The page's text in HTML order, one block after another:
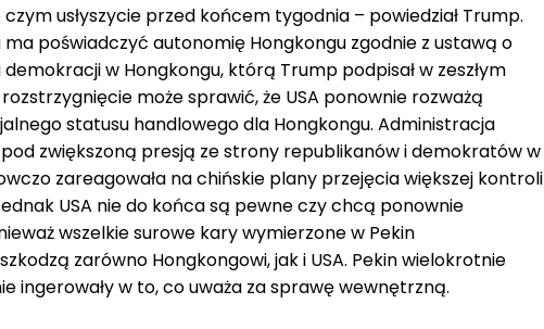
usłyszycie przed końcem tygodnia – powiedział Trump.
poświadczyć autonomię Hongkongu zgodnie z ustawą o
w Hongkongu, którą Trump podpisał w zeszłym
może sprawić, że USA ponownie rozważą
statusu handlowego dla Hongkongu. Administracja
zwiększoną presją ze strony republikanów i demokratów w
zareagowała na chińskie plany przejęcia większej kontroli
USA nie do końca są pewne czy chcą ponownie
wszelkie surowe kary wymierzone w Pekin
zarówno Hongkongowi, jak i USA. Pekin wielokrotnie
ingerowały w to, co uważa za sprawę wewnętrzną.